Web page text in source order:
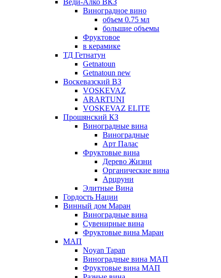
Веди-Алко ВКЗ
Виноградное вино
объем 0.75 мл
большие объемы
Фруктовое
в керамике
ТД Гетнатун
Getnatoun
Getnatoun new
Воскевазский ВЗ
VOSKEVAZ
ARARTUNI
VOSKEVAZ ELITE
Прошянский КЗ
Виноградные вина
Виноградные
Арт Палас
Фруктовые вина
Дерево Жизни
Органические вина
Арцруни
Элитные Вина
Гордость Нации
Винный дом Маран
Виноградные вина
Сувенирные вина
Фруктовые вина Маран
МАП
Noyan Tapan
Виноградные вина МАП
Фруктовые вина МАП